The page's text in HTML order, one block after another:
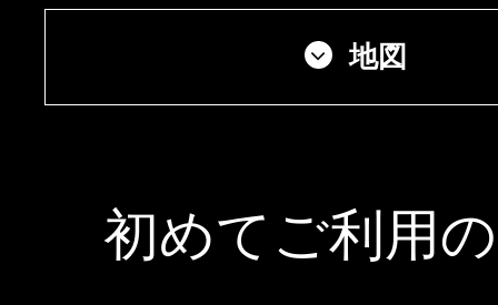
鳥取 島根 岡山
山口 香川
即セラ
体験談
地図
初めてご利用